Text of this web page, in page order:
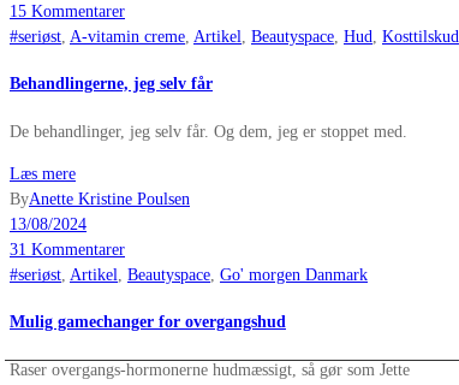
15 Kommentarer
#seriøst A-vitamin creme Artikel Beautyspace Hud Kosttilskud
Behandlingerne, jeg selv får
De behandlinger, jeg selv får. Og dem, jeg er stoppet med.
Læs mere
ByAnette Kristine Poulsen
13/08/2024
31 Kommentarer
#seriøst Artikel Beautyspace Go' morgen Danmark
Mulig gamechanger for overgangshud
Raser overgangs-hormonerne hudmæssigt, så gør som Jette